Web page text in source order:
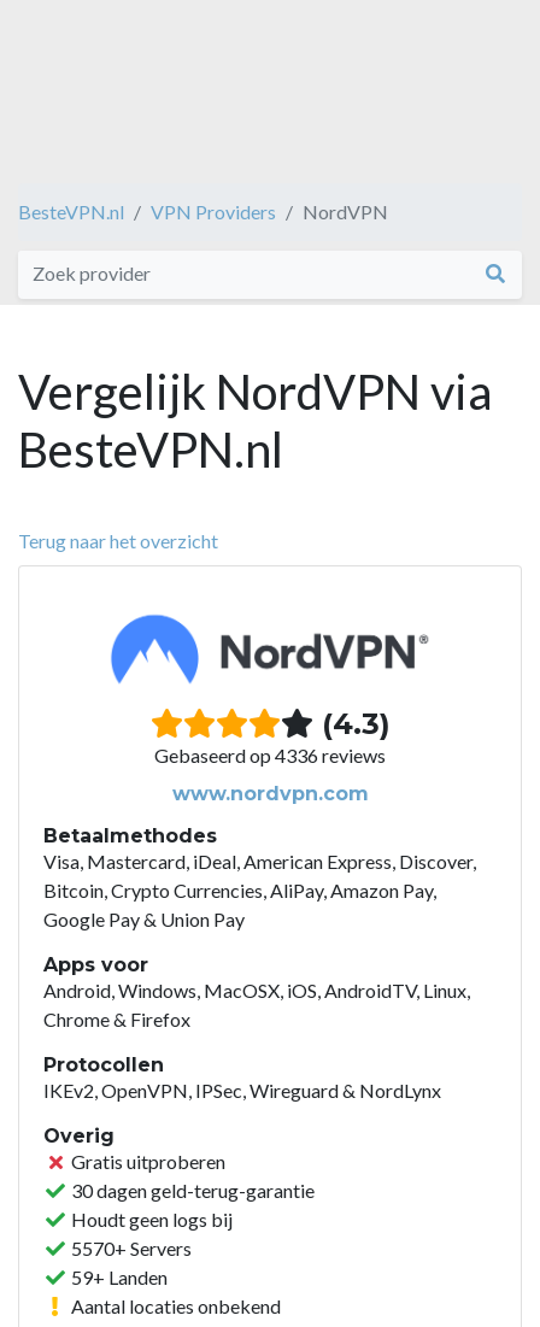
BesteVPN.nl VPN Providers NordVPN
Vergelijk NordVPN via
BesteVPN.nl
Terug naar het overzicht
(4.3)
Gebaseerd op 4336 reviews
www.nordvpn.com
Betaalmethodes
Visa, Mastercard, iDeal, American Express, Discover,
Bitcoin, Crypto Currencies, AliPay, Amazon Pay,
Google Pay & Union Pay
Apps voor
Android, Windows, MacOSX, iOS, AndroidTV, Linux,
Chrome & Firefox
Protocollen
IKEv2, OpenVPN, IPSec, Wireguard & NordLynx
Overig
Gratis uitproberen
30 dagen geld-terug-garantie
Houdt geen logs bij
5570+ Servers
59+ Landen
Aantal locaties onbekend